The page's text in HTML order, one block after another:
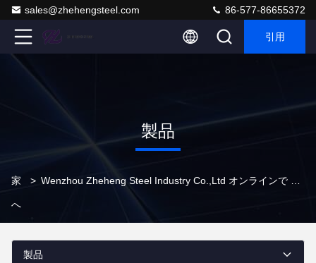
sales@zhehengsteel.com 86-577-86655372
引用
製品
家
へ
>
製品